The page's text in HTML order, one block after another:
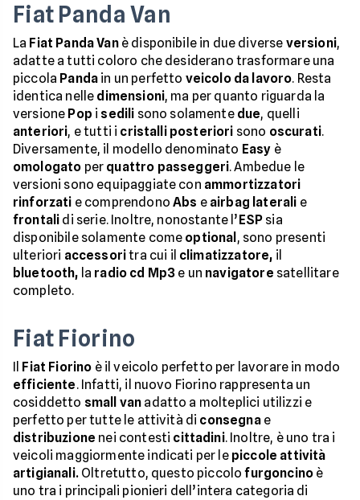
Fiat Panda Van
La Fiat Panda Vanè disponibile in due diverse versioni,
adatte a tutti coloro che desiderano trasformare una
piccola Panda in un perfetto veicolo da lavoro. Resta
identica nelle dimensioni, ma per quanto riguarda la
versione Pop i sedili sono solamente due, quelli
anteriori, e tutti i cristalli posteriori sono oscurati.
Diversamente, il modello denominato Easy è
omologato per quattro passeggeri. Ambedue le
versioni sono equipaggiate con ammortizzatori
rinforzati e comprendonoAbs e airbag laterali e
frontali di serie. Inoltre, nonostante l’ESP sia
disponibile solamente come optional , sono presenti
ulteriori accessoritra cui il climatizzatore, il
bluetooth, la radio cd Mp3 e un navigatore satellitare
completo.
Fiat Fiorino
Il Fiat Fiorino è il veicolo perfetto per lavorare in modo
efficiente. Infatti, il nuovo Fiorino rappresenta un
cosiddetto small van adatto a molteplici utilizzi e
perfetto per tutte le attività di consegnae
distribuzione nei contesti cittadini. Inoltre, è uno tra i
veicoli maggiormente indicati per le piccole attività
artigianali.Oltretutto, questo piccolofurgoncino è
uno tra i principali pionieri dell’intera categoria di